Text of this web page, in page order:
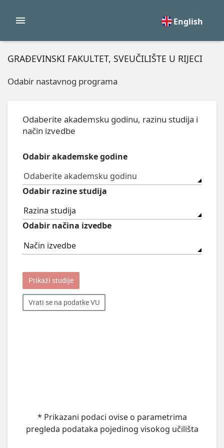
English
GRAĐEVINSKI FAKULTET, SVEUČILIŠTE U RIJECI
Odabir nastavnog programa
Odaberite akademsku godinu, razinu studija i
način izvedbe
Odabir akademske godine
Odaberite akademsku godinu
Odabir razine studija
Razina studija
Odabir načina izvedbe
Način izvedbe
Prikaži studije
Vrati se na podatke VU
* Prikazani podaci ovise o parametrima
pregleda podataka pojedinog visokog učilišta